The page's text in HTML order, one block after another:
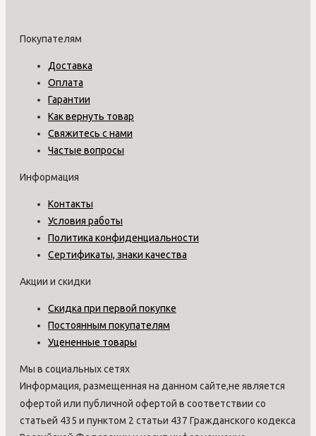
Покупателям
Доставка
Оплата
Гарантии
Как вернуть товар
Свяжитесь с нами
Частые вопросы
Информация
Контакты
Условия работы
Политика конфиденциальности
Сертификаты, знаки качества
Акции и скидки
Скидка при первой покупке
Постоянным покупателям
Уцененные товары
Мы в социальных сетях
Информация, размещенная на данном сайте,не является
офертой или публичной офертой в соответствии со
статьей 435 и пунктом 2 статьи 437 Гражданского кодекса